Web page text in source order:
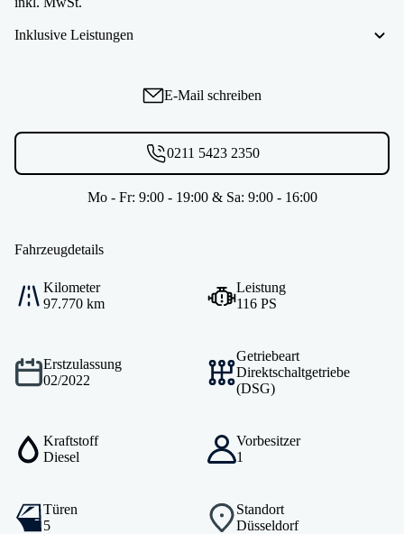
Inklusive Leistungen
E-Mail schreiben
0211 5423 2350
Mo - Fr: 9:00 - 19:00 & Sa: 9:00 - 16:00
Fahrzeugdetails
Kilometer
97.770 km
Leistung
116 PS
Erstzulassung
02/2022
Getriebeart
Direktschaltgetriebe
(DSG)
Kraftstoff
Diesel
Vorbesitzer
1
Türen
5
Standort
Düsseldorf